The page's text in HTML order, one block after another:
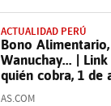
ACTUALIDAD PERÚ
Bono Alimentario,
Wanuchay... |
quién cobra, 1 de
AS.COM